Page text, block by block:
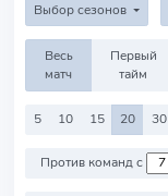
Выбор сезонов
Весь
матч
Первый
тайм
5 10 15 20 30
Против команд с